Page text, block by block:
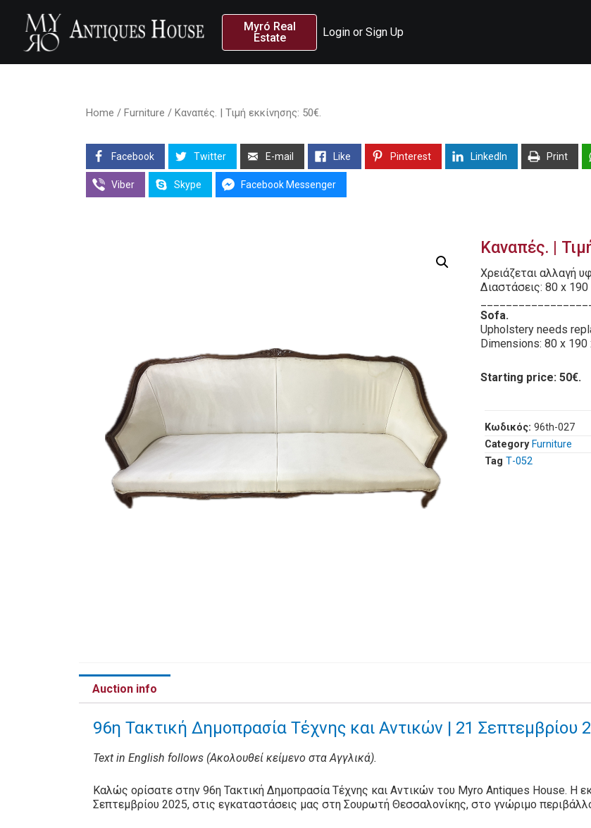
Myró Real
Estate
Login or Sign Up
Home / Furniture / Καναπές. | Τιμή εκκίνησης: 50€.
Facebook Twitter E-mail Like Pinterest LinkedIn Print
Viber Skype Facebook Messenger
Καναπές. |
Χρειάζεται αλλαγή
Διαστάσεις: 80 x 190
Sofa.
Upholstery needs
Dimensions: 80 x 190
Starting price: 50€.
Κωδικός: 96th-027
Category Furniture
Tag Τ-052
Auction info
96η Τακτική Δημοπρασία Τέχνης και Αντικών | 21 Σεπτεμβρίου
Text in English follows (Ακολουθεί κείμενο στα Αγγλικά).
Καλώς ορίσατε στην 96η Τακτική Δημοπρασία Τέχνης και Αντικών του Myro Antiques House. Η
Σεπτεμβρίου 2025, στις εγκαταστάσεις μας στη Σουρωτή Θεσσαλονίκης, στο γνώριμο